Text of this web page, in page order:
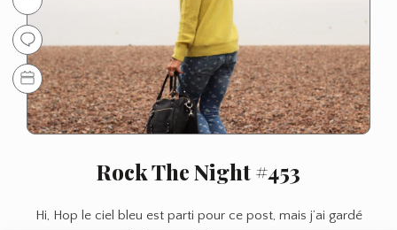
Rock The Night #453
Hi, Hop le ciel bleu est parti pour ce post, mais j’ai gardé